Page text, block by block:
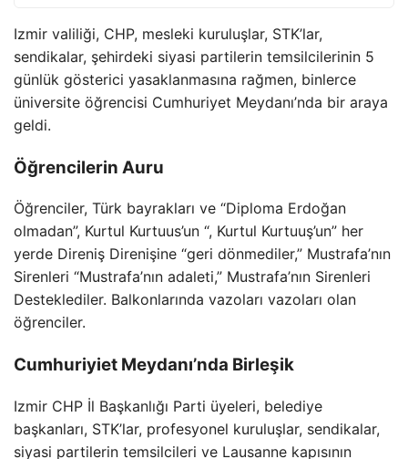
Izmir valiliği, CHP, mesleki kuruluşlar, STK’lar,
sendikalar, şehirdeki siyasi partilerin temsilcilerinin 5
günlük gösterici yasaklanmasına rağmen, binlerce
üniversite öğrencisi Cumhuriyet Meydanı’nda bir araya
geldi.
Öğrencilerin Auru
Öğrenciler, Türk bayrakları ve “Diploma Erdoğan
olmadan”, Kurtul Kurtuus’un “, Kurtul Kurtuuş’un” her
yerde Direniş Direnişine “geri dönmediler,” Mustrafa’nın
Sirenleri “Mustrafa’nın adaleti,” Mustrafa’nın Sirenleri
Desteklediler. Balkonlarında vazoları vazoları olan
öğrenciler.
Cumhuriyiet Meydanı’nda Birleşik
Izmir CHP İl Başkanlığı Parti üyeleri, belediye
başkanları, STK’lar, profesyonel kuruluşlar, sendikalar,
siyasi partilerin temsilcileri ve Lausanne kapısının